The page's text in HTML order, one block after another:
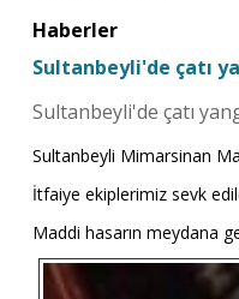
Haberler
Sultanbeyli'de çatı
Sultanbeyli'de çatı
Sultanbeyli Mimarsinan
İtfaiye ekiplerimiz sevk
Maddi hasarın meydana